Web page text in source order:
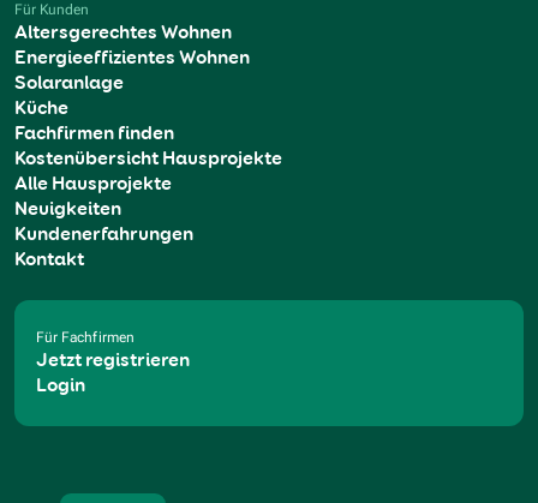
Für Kunden
Altersgerechtes Wohnen
Energieeffizientes Wohnen
Solaranlage
Küche
Fachfirmen finden
Kostenübersicht Hausprojekte
Alle Hausprojekte
Neuigkeiten
Kundenerfahrungen
Kontakt
Für Fachfirmen
Jetzt registrieren
Login